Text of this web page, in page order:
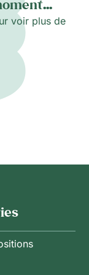
voir plus de